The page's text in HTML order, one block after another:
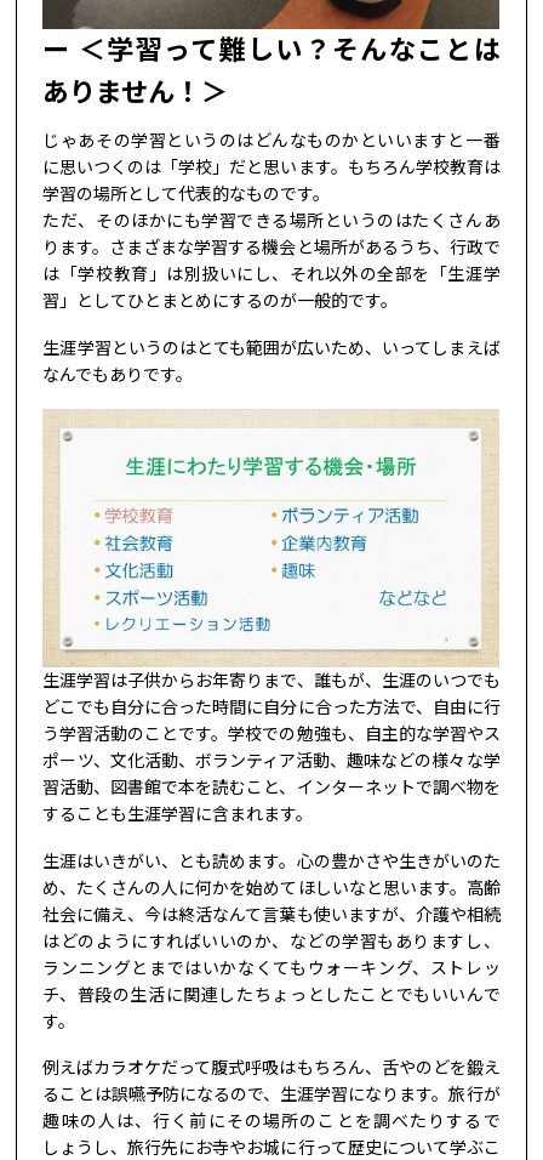
＜学習って難しい？そんなことは
ありません！＞
じゃあその学習というのはどんなものかといいますと一番
に思いつくのは「学校」だと思います。もちろん学校教育は
学習の場所として代表的なものです。
ただ、そのほかにも学習できる場所というのはたくさんあ
ります。さまざまな学習する機会と場所があるうち、行政で
は「学校教育」は別扱いにし、それ以外の全部を「生涯学
習」としてひとまとめにするのが一般的です。
生涯学習というのはとても範囲が広いため、いってしまえば
なんでもありです。
生涯学習は子供からお年寄りまで、誰もが、生涯のいつでも
どこでも自分に合った時間に自分に合った方法で、自由に行
う学習活動のことです。学校での勉強も、自主的な学習やス
ポーツ、文化活動、ボランティア活動、趣味などの様々な学
習活動、図書館で本を読むこと、インターネットで調べ物を
することも生涯学習に含まれます。
生涯はいきがい、とも読めます。心の豊かさや生きがいのた
め、たくさんの人に何かを始めてほしいなと思います。高齢
社会に備え、今は終活なんて言葉も使いますが、介護や相続
はどのようにすればいいのか、などの学習もありますし、
ランニングとまではいかなくてもウォーキング、ストレッ
チ、普段の生活に関連したちょっとしたことでもいいんで
す。
例えばカラオケだって腹式呼吸はもちろん、舌やのどを鍛え
ることは誤嚥予防になるので、生涯学習になります。旅行が
趣味の人は、行く前にその場所のことを調べたりするで
しょうし、旅行先にお寺やお城に行って歴史について学ぶこ